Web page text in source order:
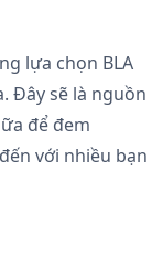
lựa chọn BLA
Đây sẽ là nguồn
để đem
với nhiều bạn